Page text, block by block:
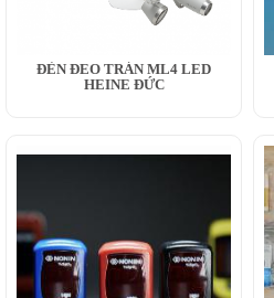
ĐÈN ĐEO TRÁN ML4 LED
HEINE ĐỨC